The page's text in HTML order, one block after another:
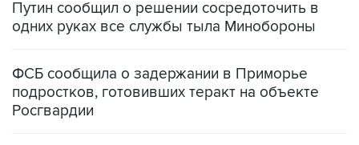
ФСБ сообщила о задержании в Приморье
Росгвардии
Беспилотные технологии и ИИ на службе у